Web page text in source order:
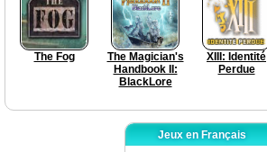
The Fog
The Magician's
Handbook II:
BlackLore
XIII: Identité
Perdue
Jeux en Français